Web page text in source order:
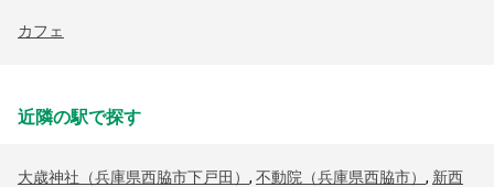
カフェ
近隣の駅で探す
大歳神社（兵庫県西脇市下戸田） , 不動院（兵庫県西脇市） , 新西